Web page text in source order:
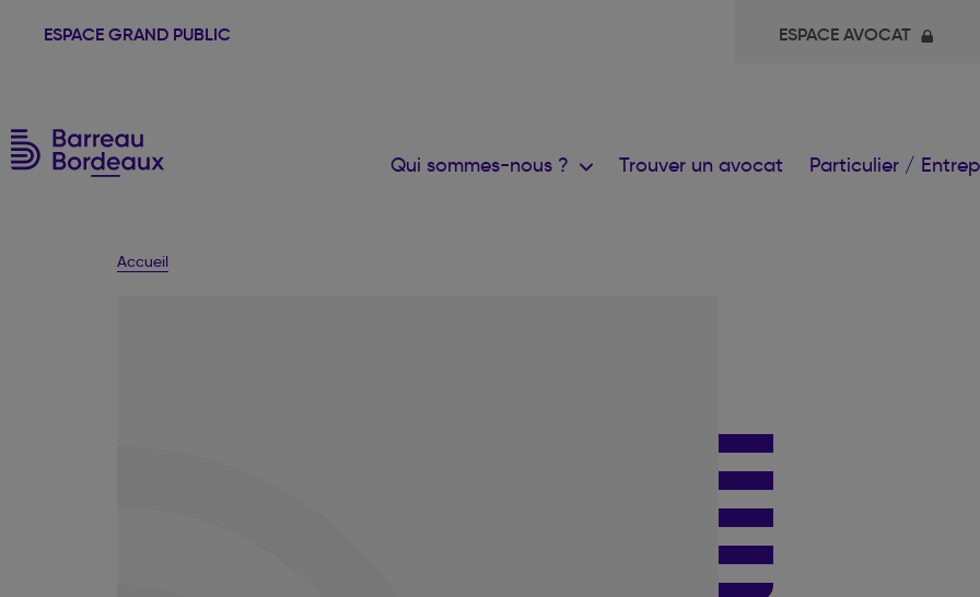
ESPACE GRAND PUBLIC ESPACE AVOCAT
Qui sommes-nous ? Trouver un avocat Particulier /
Accueil